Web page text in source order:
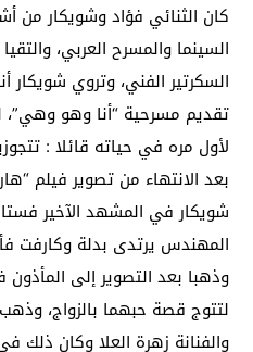
كان الثنائي فؤاد وشويكار من
السينما والمسرح العربي،
السكرتير الفني، وتروي شويكار
تقديم مسرحية “أنا وهو
لأول مره في حياته قائلا :
بعد الانتهاء من تصوير فيلم
شويكار في المشهد الآخير
المهندس يرتدى بدلة وكارفت
وذهبا بعد التصوير إلى المأذون
لتتوج قصة حبهما بالزواج،